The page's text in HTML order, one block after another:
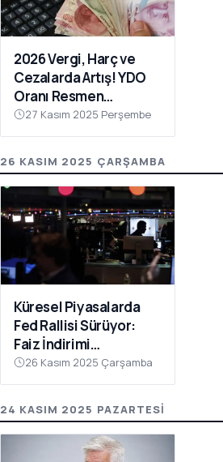
2026 Vergi, Harç ve
Cezalarda Artış! YDO
Oranı Resmen
Açıklandı
27 Kasım 2025 Perşembe
26 KASIM 2025 ÇARŞAMBA
Küresel Piyasalarda
Fed Rallisi Sürüyor:
Faiz İndirimi
Beklentileri Artıyor
26 Kasım 2025 Çarşamba
24 KASIM 2025 PAZARTESI